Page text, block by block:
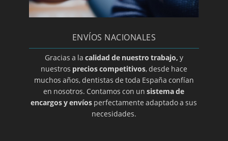
Prótesis dental en Almería
Prótesis dental en Guadalajara
Prótesis dental en Salamanca
Prótesis dental en Zamora
Prótesis dental en Álava
Prótesis dental en Alicante
ENVÍOS NACIONALES
Gracias a la calidad de nuestro trabajo, y
nuestros precios competitivos, desde hace
muchos años, dentistas de toda España confían
en nosotros. Contamos con unsistema de
encargos y envíos perfectamente adaptado a sus
necesidades.